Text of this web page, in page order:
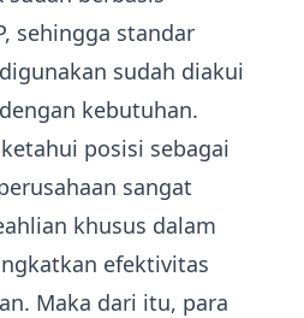
sehingga standar
sudah diakui
kebutuhan.
posisi sebagai
sangat
khusus dalam
efektivitas
Maka dari itu, para